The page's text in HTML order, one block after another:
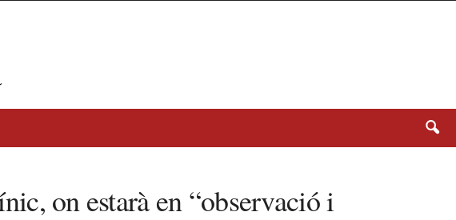
on estarà en “observació i